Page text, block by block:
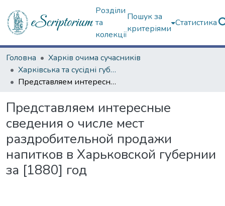
Розділи
та
колекції
Пошук за
критеріями
Статистика
Головна
Харків очима сучасників
Харківська та сусідні губернії
Представляем интересные сведения о числе мест раздробительной продажи напитков в Харьковской губернии за [1880] год
Представляем интересные
сведения о числе мест
раздробительной продажи
напитков в Харьковской губернии
за [1880] год